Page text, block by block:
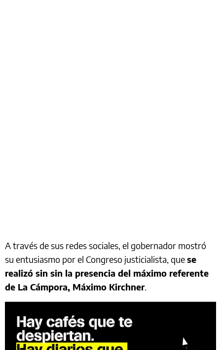
A través de sus redes sociales, el gobernador mostró
su entusiasmo por el Congreso justicialista, quese
realizó sin sin la presencia del máximo referente
de La Cámpora, Máximo Kirchner.